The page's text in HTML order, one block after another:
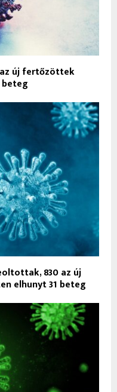
új fertőzöttek
830 az új
elhunyt 31 beteg